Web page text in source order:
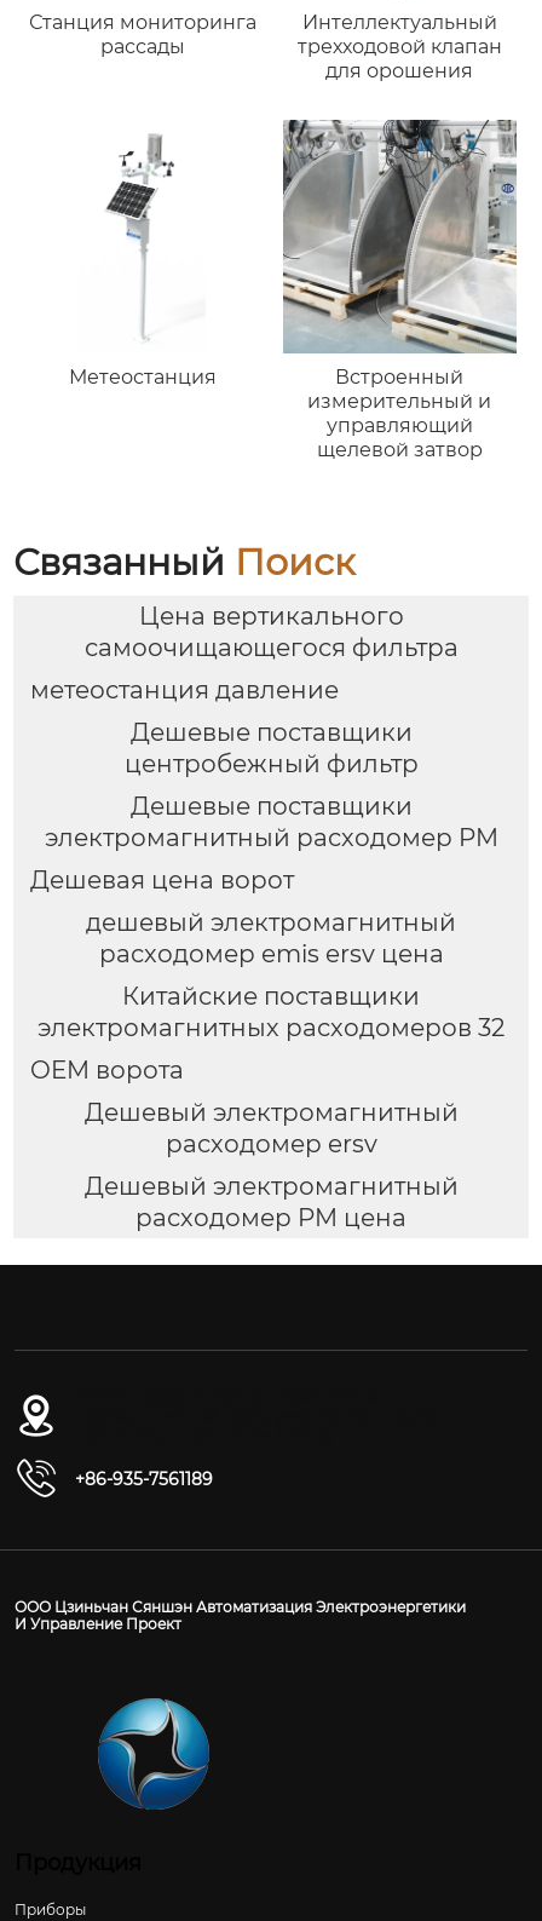
Станция мониторинга
рассады
Интеллектуальный
трехходовой клапан
для орошения
Метеостанция
Встроенный
измерительный и
управляющий
щелевой затвор
Связанный Поиск
Цена вертикального
самоочищающегося фильтра
метеостанция давление
Дешевые поставщики
центробежный фильтр
Дешевые поставщики
электромагнитный расходомер PM
Дешевая цена ворот
дешевый электромагнитный
расходомер emis ersv цена
Китайские поставщики
электромагнитных расходомеров 32
OEM ворота
Дешевый электромагнитный
расходомер ersv
Дешевый электромагнитный
расходомер PM цена
+86-935-7561189
ООО Цзиньчан Сяншэн Автоматизация Электроэнергетики
И Управление Проект
Приборы